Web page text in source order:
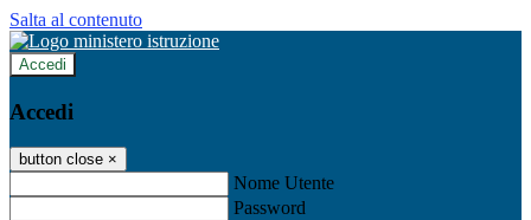
Salta al contenuto
Accedi
Accedi
button close ×
Nome Utente
Password